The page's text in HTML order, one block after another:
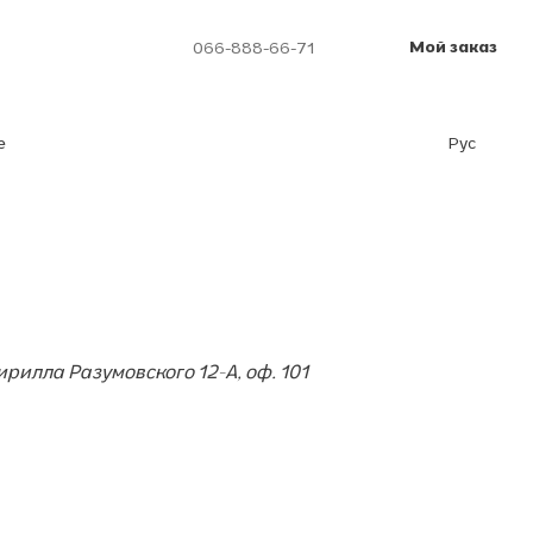
066-888-66-71
Мой заказ
Рус
Разумовского 12-А, оф. 101